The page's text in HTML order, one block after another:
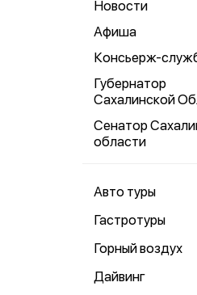
Новости
Афиша
Консьерж-
Губернатор
Сахалинской
Сенатор
области
Авто туры
Гастротуры
Горный воздух
Дайвинг